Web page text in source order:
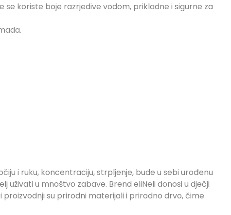
se koriste boje razrjedive vodom, prikladne i sigurne za
i ruku, koncentraciju, strpljenje, bude u sebi urođenu
u mnoštvo zabave. Brend eliNeli donosi u dječji
su prirodni materijali i prirodno drvo, čime